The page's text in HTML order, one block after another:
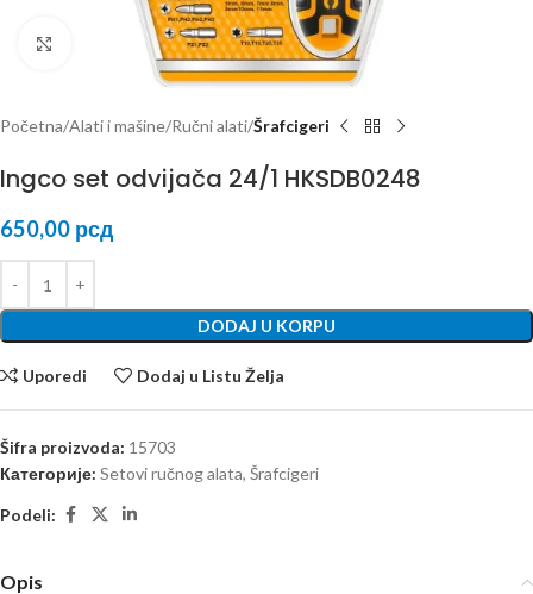
Kliknite za uvećanje
Početna Alati i mašine Ručni alati Šrafcigeri
Ingco set odvijača 24/1 HKSDB0248
650,00 рсд
DODAJ U KORPU
Uporedi Dodaj u Listu Želja
Šifra proizvoda: 15703
Категорије: Setovi ručnog alata, Šrafcigeri
Podeli:
Opis